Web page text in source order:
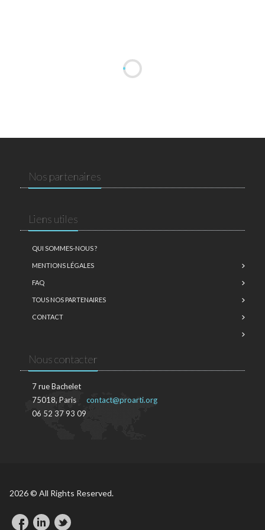
Nos partenaires
Liens utiles
QUI SOMMES-NOUS ?
MENTIONS LÉGALES
FAQ
TOUS NOS PARTENAIRES
CONTACT
Nous contacter
7 rue Bachelet
75018, Paris
06 52 37 93 09
contact@proarti.org
2026 © All Rights Reserved.